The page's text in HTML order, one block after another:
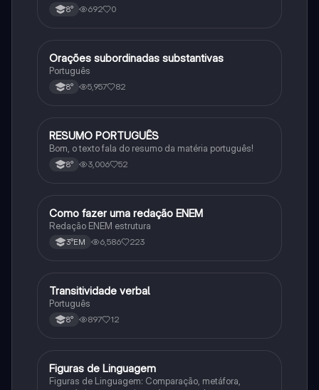
8° 692 0
Português
Orações subordinadas substantivas
Português
8° 5,957 82
Português
RESUMO PORTUGUÊS
Bom, o texto fala do resumo da matéria português!
8° 3,006 52
Português
Como fazer uma redação ENEM
Redação ENEM estrutura
3°EM 6,586 223
Português
Transitividade verbal
Português
8° 897 12
Português
Figuras de Linguagem
Figuras de Linguagem: Comparação, metáfora,